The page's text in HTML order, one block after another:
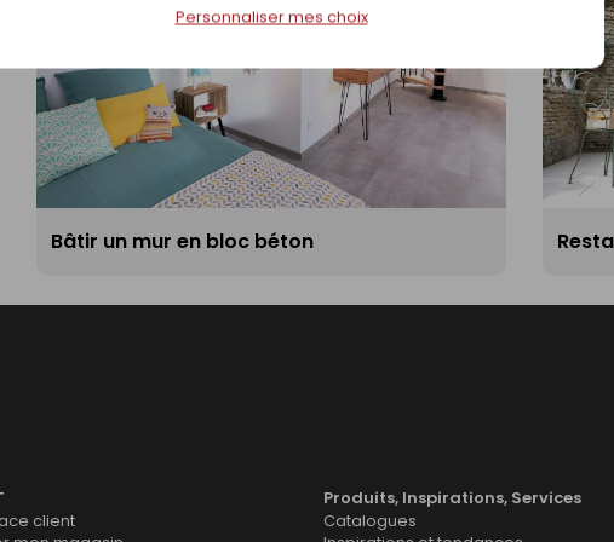
Personnaliser mes choix
Bâtir un mur en bloc béton
client
Produits, Inspirations, Services
Catalogues